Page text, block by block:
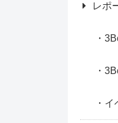
レポ
イ